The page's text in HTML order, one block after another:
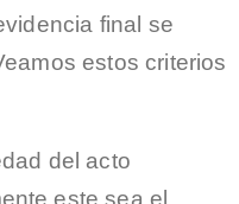
final se
estos criterios
del acto
este sea el